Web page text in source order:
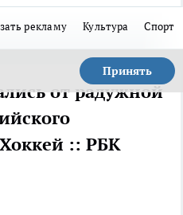
рекламу Культура Спорт
Принять
от радужной
:: РБК